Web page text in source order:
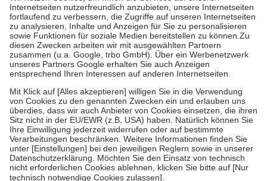
Kosten der Leistung zu entrichten.
Diese Regeln gelten grundsätzlich auch für Online-Apotheken.
Bei Heilmitteln und häuslicher Krankenpflege beträgt die
Zuzahlung zehn Prozent der Kosten sowie zehn Euro je
Verordnung.
Um das Engagement der Versicherten für ihre eigene Gesundheit zu
stärken und die besondere Stellung der Familie zu unterstützen,
fallenkeine Zuzahlungenan bei:
• Kindern und Jugendlichen bis zum vollendeten 18. Lebensjahr
mit Ausnahme der Fahrkosten
• Untersuchungen zur Vorsorge und Früherkennung, die von der
GKV getragen werden
• empfohlenen Schutzimpfungen
• Harn- und Blutteststreifen